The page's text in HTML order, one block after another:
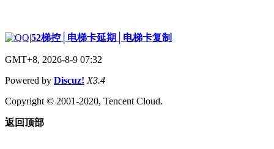
|52梯控│电梯卡延期│电梯卡复制
GMT+8, 2026-8-9 07:32
Powered by Discuz! X3.4
Copyright © 2001-2020, Tencent Cloud.
返回顶部